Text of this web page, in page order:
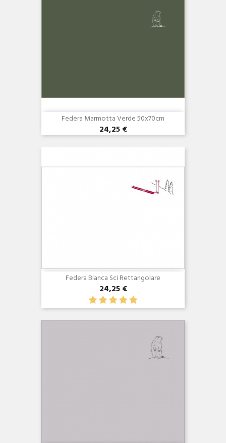
Federa Marmotta Verde 50x70cm
24,25 €
Anteprima
Federa Bianca Sci Rettangolare
24,25 €
Anteprima